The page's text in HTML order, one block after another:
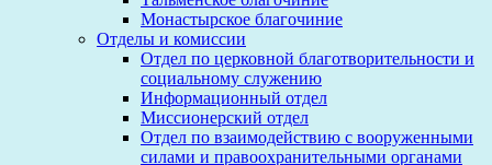
Монастырское благочиние
Отделы и комиссии
Отдел по церковной благотворительности и
социальному служению
Информационный отдел
Миссионерский отдел
Отдел по взаимодействию с вооруженными
силами и правоохранительными органами